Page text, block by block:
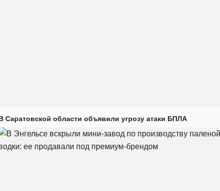
Саратовской области объявили угрозу атаки БПЛА